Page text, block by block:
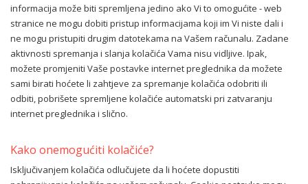
informacija može biti spremljena jedino ako Vi to omogućite - web
stranice ne mogu dobiti pristup informacijama koji im Vi niste dali i
ne mogu pristupiti drugim datotekama na Vašem računalu. Zadane
aktivnosti spremanja i slanja kolačića Vama nisu vidljive. Ipak,
možete promjeniti Vaše postavke internet preglednika da možete
sami birati hoćete li zahtjeve za spremanje kolačića odobriti ili
odbiti, pobrišete spremljene kolačiće automatski pri zatvaranju
internet preglednika i slično.
Kako onemogućiti kolačiće?
Isključivanjem kolačića odlučujete da li hoćete dopustiti